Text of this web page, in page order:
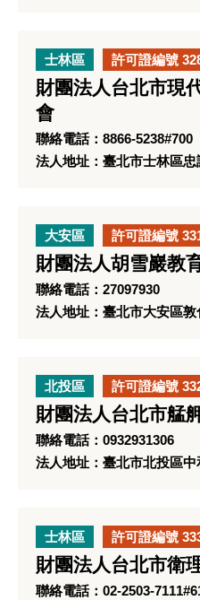
士林區 許可證編號
財團法人台北市現
會
聯絡電話：8866-5238#700
法人地址：臺北市士林區
大安區 許可證編號
財團法人胡雪巖教
聯絡電話：27097930
法人地址：臺北市大安區
北投區 許可證編號
財團法人台北市艋
聯絡電話：0932931306
法人地址：臺北市北投區
士林區 許可證編號
財團法人台北市衛
聯絡電話：02-2503-